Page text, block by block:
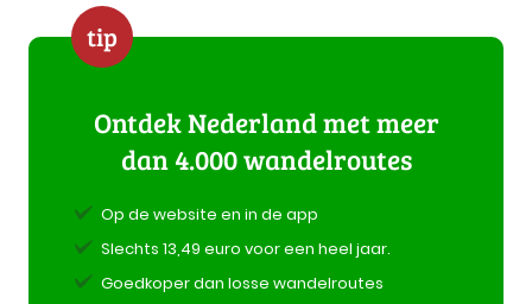
tip
Ontdek Nederland met meer
dan 4.000 wandelroutes
Op de website en in de app
Slechts 13,49 euro voor een heel jaar.
Goedkoper dan losse wandelroutes